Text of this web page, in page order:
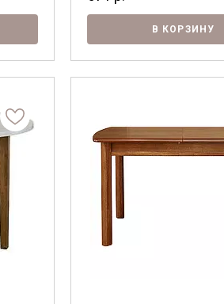
В КОРЗИНУ